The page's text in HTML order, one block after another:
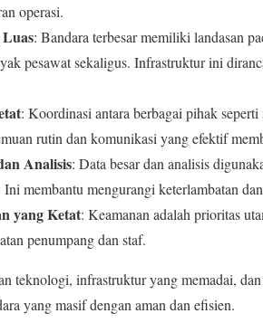
operasi.
: Bandara terbesar memiliki landasan
pesawat sekaligus. Infrastruktur ini
: Koordinasi antara berbagai pihak
rutin dan komunikasi yang efektif
Analisis: Data besar dan analisis
membantu mengurangi keterlambatan
yang Ketat: Keamanan adalah prioritas
penumpang dan staf.
teknologi, infrastruktur yang memadai,
yang masif dengan aman dan efisien.